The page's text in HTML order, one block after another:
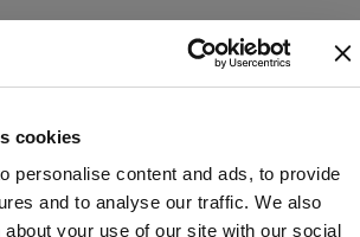
cookies
personalise content and ads, to provide
and to analyse our traffic. We also
your use of our site with our social
PARA MONITORAR